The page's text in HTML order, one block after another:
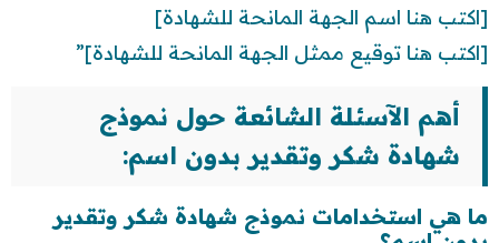
[اكتب هنا اسم الجهة المانحة للشهادة]
[اكتب هنا توقيع ممثل الجهة المانحة للشهادة]”
أهم الآسئلة الشائعة حول نموذج
شهادة شكر وتقدير بدون اسم:
ما هي استخدامات نموذج شهادة شكر وتقدير